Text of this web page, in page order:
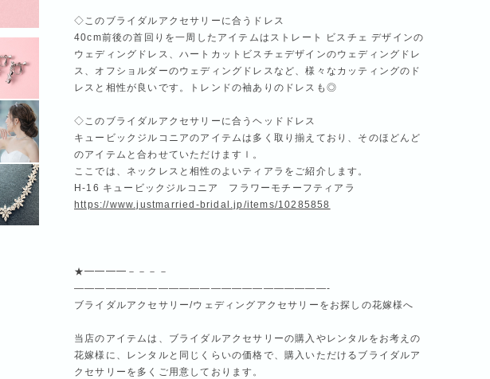
◇このブライダルアクセサリーに合うドレス
40cm前後の首回りを一周したアイテムはストレート ビスチェ デザインの
ウェディングドレス、ハートカットビスチェデザインのウェディングドレ
ス、オフショルダーのウェディングドレスなど、様々なカッティングのド
レスと相性が良いです。トレンドの袖ありのドレスも◎
◇このブライダルアクセサリーに合うヘッドドレス
キュービックジルコニアのアイテムは多く取り揃えており、そのほどんど
のアイテムと合わせていただけますｌ。
ここでは、ネックレスと相性のよいティアラをご紹介します。
H-16 キュービックジルコニア フラワーモチーフティアラ
https://www.justmarried-bridal.jp/items/10285858
★━━━━－－－－
————————————————————————-
ブライダルアクセサリー/ウェディングアクセサリーをお探しの花嫁様へ
当店のアイテムは、ブライダルアクセサリーの購入やレンタルをお考えの
花嫁様に、レンタルと同じくらいの価格で、購入いただけるブライダルア
クセサリーを多くご用意しております。